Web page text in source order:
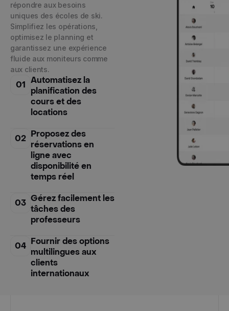
répondre aux besoins
uniques des écoles de ski.
Simplifiez les opérations,
optimisez le planning et
garantissez une expérience
fluide aux moniteurs comme
aux clients.
01 Automatisez la
planification des
cours et des
locations
02 Proposez des
réservations en
ligne avec
disponibilité en
temps réel
03 Gérez facilement les
tâches des
professeurs
04 Fournir des options
multilingues aux
clients
internationaux